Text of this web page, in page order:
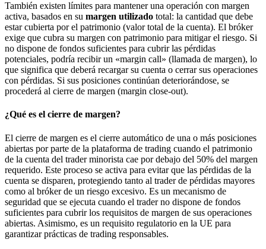
También existen límites para mantener una operación con margen
activa, basados en su margen utilizado total: la cantidad que debe
estar cubierta por el patrimonio (valor total de la cuenta). El bróker
exige que cubra su margen con patrimonio para mitigar el riesgo. Si
no dispone de fondos suficientes para cubrir las pérdidas
potenciales, podría recibir un «margin call» (llamada de margen), lo
que significa que deberá recargar su cuenta o cerrar sus operaciones
con pérdidas. Si sus posiciones continúan deteriorándose, se
procederá al cierre de margen (margin close-out).
¿Qué es el cierre de margen?
El cierre de margen es el cierre automático de una o más posiciones
abiertas por parte de la plataforma de trading cuando el patrimonio
de la cuenta del trader minorista cae por debajo del 50% del margen
requerido. Este proceso se activa para evitar que las pérdidas de la
cuenta se disparen, protegiendo tanto al trader de pérdidas mayores
como al bróker de un riesgo excesivo. Es un mecanismo de
seguridad que se ejecuta cuando el trader no dispone de fondos
suficientes para cubrir los requisitos de margen de sus operaciones
abiertas. Asimismo, es un requisito regulatorio en la UE para
garantizar prácticas de trading responsables.